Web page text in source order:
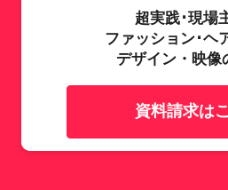
超実践･現場
ファッション･ヘ
デザイン・映像
資料請求は